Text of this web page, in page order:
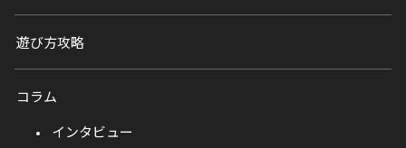
遊び方攻略
コラム
インタビュー